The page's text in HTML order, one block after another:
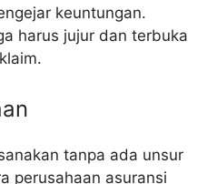
keuntungan.
harus jujur dan terbuka
tanpa ada unsur
perusahaan asuransi